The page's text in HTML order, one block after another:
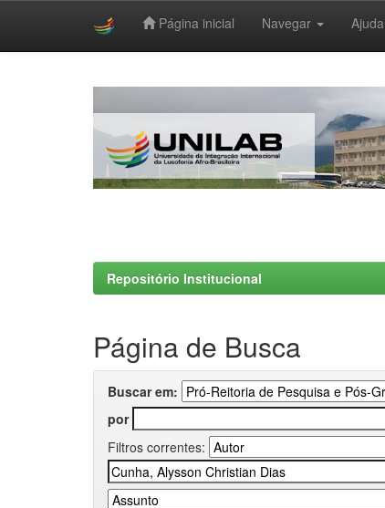
Página inicial Navegar Ajuda
Repositório Institucional
Página de Busca
Buscar em:
por
Filtros correntes: